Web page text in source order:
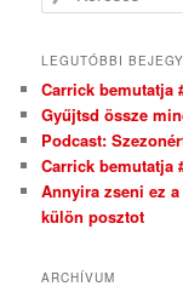
LEGUTÓBBI
Carrick bemutatja
Gyűjtsd össze
Podcast:
Carrick bemutatja
Annyira zseni ez
külön posztot
ARCHÍVUM